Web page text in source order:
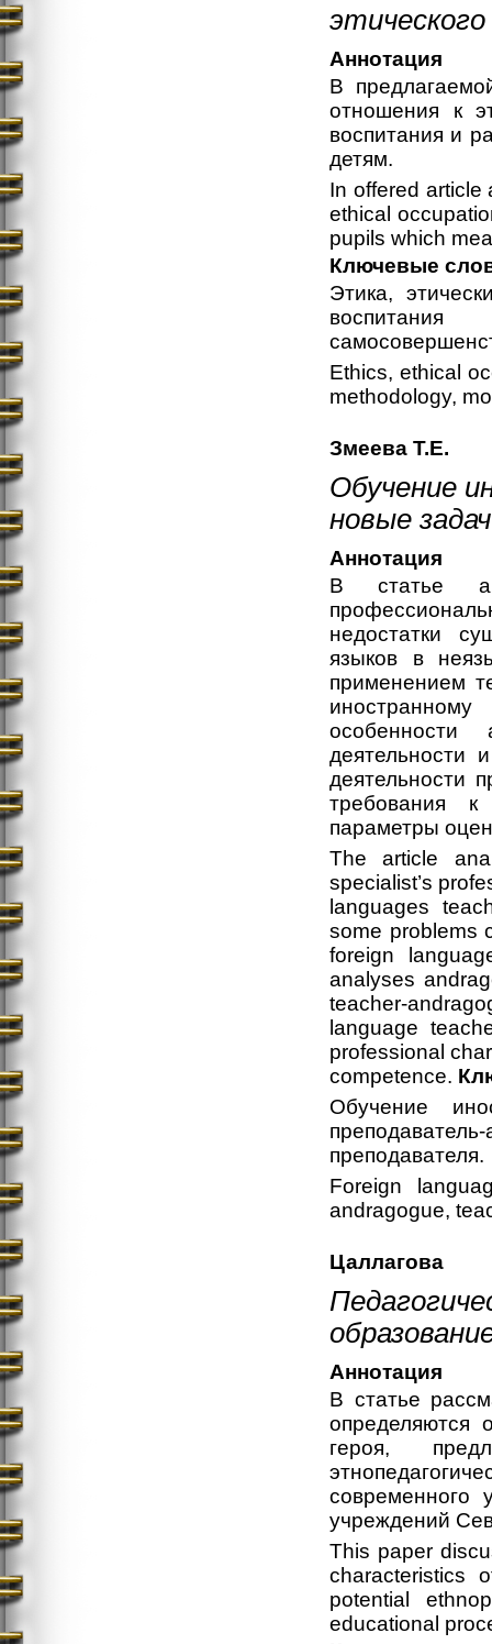
Аннотация
В
отношения к
воспитания и
детям.
In offered article
ethical
pupils which
Ключевые
Этика,
Ethics, ethical
methodology,
Змеева Т.Е.
Обучение
новые
Аннотация
В статье
недостатки
языков в
применением
особенности
деятельности
деятельности
требования
параметры
The article
specialist’s
languages
some problems
foreign
analyses
teacher-
language
professional
competence.
Обучение
преподавателя.
Foreign
andragogue,
Цаллагова
Аннотация
В статье
определяются
героя,
современного
учреждений
This paper
characteristics
potential
educational